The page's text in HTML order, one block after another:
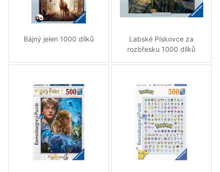
Bájný jelen 1000 dílků
Labské Pískovce za
rozbřesku 1000 dílků